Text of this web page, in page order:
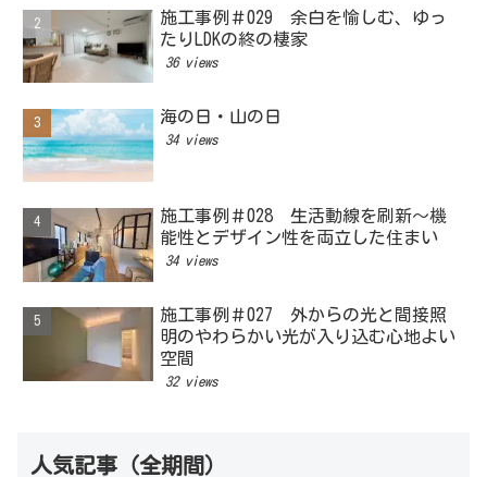
施工事例＃029 余白を愉しむ、ゆっ
たりLDKの終の棲家
36 views
海の日・山の日
34 views
施工事例＃028 生活動線を刷新～機
能性とデザイン性を両立した住まい
34 views
施工事例＃027 外からの光と間接照
明のやわらかい光が入り込む心地よい
空間
32 views
人気記事（全期間）